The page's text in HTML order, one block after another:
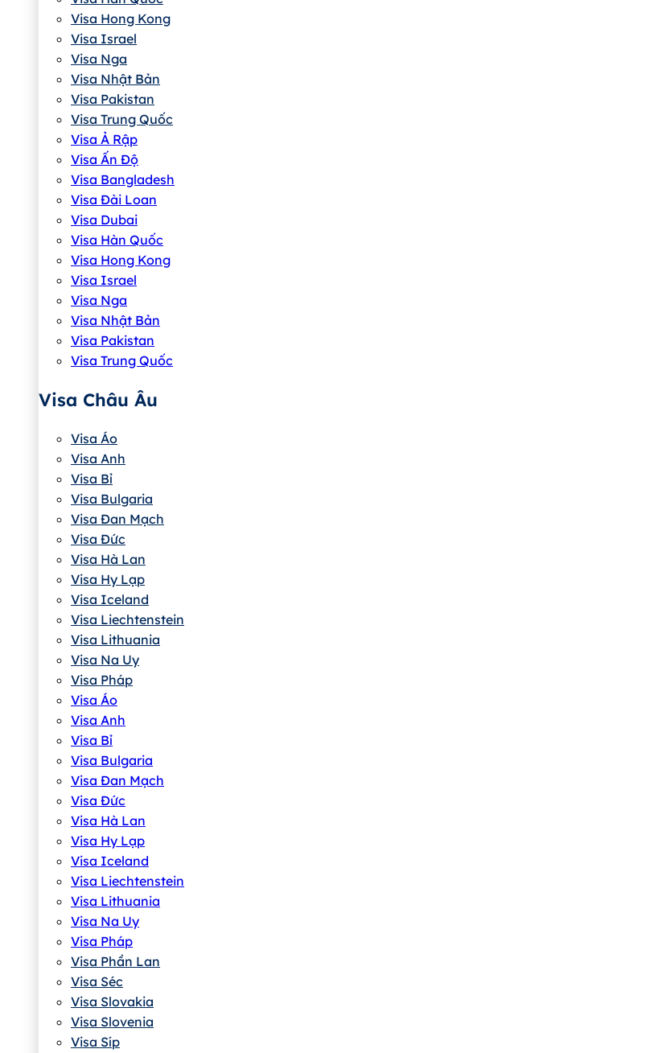
Visa Hong Kong
Visa Israel
Visa Nga
Visa Nhật Bản
Visa Pakistan
Visa Trung Quốc
Visa Ả Rập
Visa Ấn Độ
Visa Bangladesh
Visa Đài Loan
Visa Dubai
Visa Hàn Quốc
Visa Hong Kong
Visa Israel
Visa Nga
Visa Nhật Bản
Visa Pakistan
Visa Trung Quốc
Visa Châu Âu
Visa Áo
Visa Anh
Visa Bỉ
Visa Bulgaria
Visa Đan Mạch
Visa Đức
Visa Hà Lan
Visa Hy Lạp
Visa Iceland
Visa Liechtenstein
Visa Lithuania
Visa Na Uy
Visa Pháp
Visa Áo
Visa Anh
Visa Bỉ
Visa Bulgaria
Visa Đan Mạch
Visa Đức
Visa Hà Lan
Visa Hy Lạp
Visa Iceland
Visa Liechtenstein
Visa Lithuania
Visa Na Uy
Visa Pháp
Visa Phần Lan
Visa Séc
Visa Slovakia
Visa Slovenia
Visa Síp